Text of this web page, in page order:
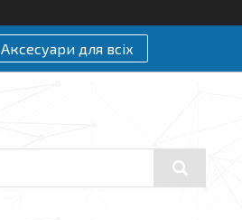
Аксесуари для всіх